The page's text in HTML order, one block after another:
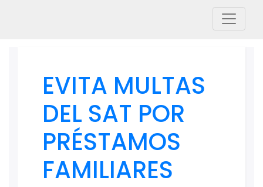
EVITA MULTAS
DEL SAT POR
PRÉSTAMOS
FAMILIARES